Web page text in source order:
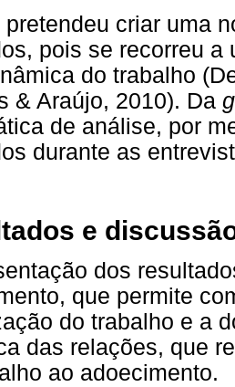
pretendeu criar uma
pois se recorreu
do trabalho
& Araújo, 2010). Da
de análise, por
durante as
e
dos
que permite
do trabalho e a
das relações, que
ao adoecimento.